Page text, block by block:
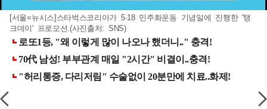
[서울=뉴시스]스타벅스코리아가 5·18 민주화운동 기념일에 진행한 '탱
크데이' 프로모션.(사진출처: SNS)